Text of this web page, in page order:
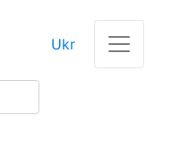
Ukr